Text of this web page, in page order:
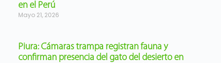
en el Perú
Mayo 21, 2026
Piura: Cámaras trampa registran fauna y
confirman presencia del gato del desierto en